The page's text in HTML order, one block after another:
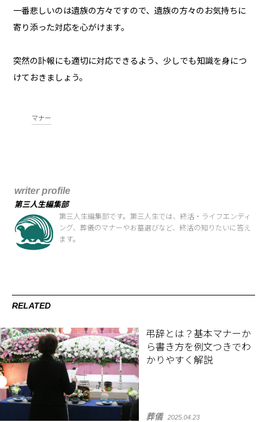
一番悲しいのは遺族の方々ですので、遺族の方々のお気持ちに
寄り添った対応を心がけます。
突然の訃報にも適切に対応できるよう、少しでも知識を身につ
けておきましょう。
マナー
writer profile
第三人生編集部
第三人生編集部です。第三人生では、終活・ライフエンディ
ング、葬儀のマナーやお墓選びなど、終活の知りたいに答え
ます。
RELATED
弔辞とは？基本マナーか
ら書き方を例文つきでわ
かりやすく解説
葬儀 2025.04.23